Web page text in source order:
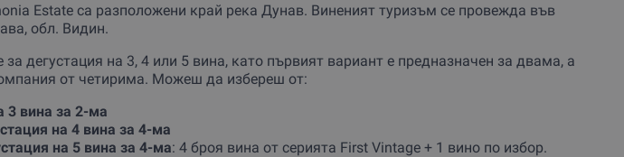
Estate са разположени край река Дунав. Виненият туризъм се провежда във
обл. Видин.
дегустация на 3, 4 или 5 вина, като първият вариант е предназначен за двама, а
от четирима. Можеш да избереш от:
3 вина за 2-ма
на 4 вина за 4-ма
на 5 вина за 4-ма: 4 броя вина от серията First Vintage + 1 вино по избор.